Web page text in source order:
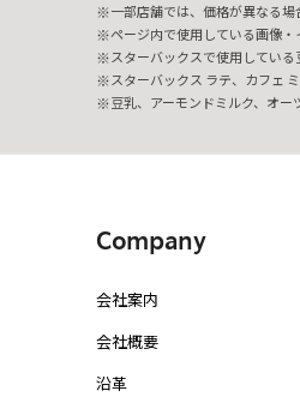
一部店舗では、価格が異なる場
ページ内で使用している画像・
スターバックスで使用している
スターバックス ラテ、カフェ
豆乳、アーモンドミルク、オー
Company
会社案内
会社概要
沿革